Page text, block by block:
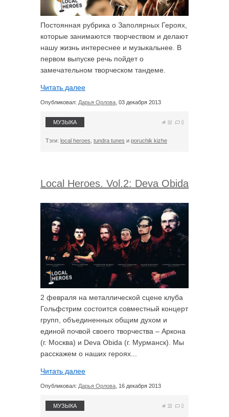
Постоянная рубрика о Заполярных Героях,
которые занимаются творчеством и делают
нашу жизнь интереснее и музыкальнее. В
первом выпуске речь пойдет о
замечательном творческом тандеме.
Читать далее
Опубликовал: Дарья Орлова , 03 декабря 2013
64 0
МУЗЫКА
Тэги: local heroes tundra tunes и poruchik kizhe
Local Heroes. Vol.2: Deva Obida
2 февраля на металлической сцене клуба
Гольфстрим состоится совместный концерт
групп, объединенных общим духом и
единой почвой своего творчества – Аркона
(г. Москва) и Deva Obida (г. Мурманск). Мы
расскажем о наших героях...
Читать далее
Опубликовал: Дарья Орлова , 16 декабря 2013
59 0
МУЗЫКА